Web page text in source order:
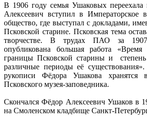
В 1906 году семья Ушаковых переехала
Алексеевич вступил в Императорское
общество, где выступал с докладами,
Псковской старине. Псковская тема
творчестве. В трудах ПАО за
опубликована большая работа «Время
границы Псковской старины и степень
различные периоды её
рукописи Фёдора Ушакова хранятся
Псковского музея-заповедника.
Скончался Фёдор Алексеевич Ушаков в
на Смоленском кладбище Санкт-